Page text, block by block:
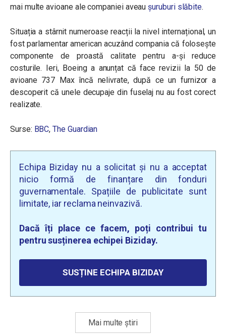
mai multe avioane ale companiei aveau șuruburi slăbite.
Situația a stârnit numeroase reacții la nivel internațional, un
fost parlamentar american acuzând compania că folosește
componente de proastă calitate pentru a-și reduce
costurile. Ieri, Boeing a anunțat că face revizii la 50 de
avioane 737 Max încă nelivrate, după ce un furnizor a
descoperit că unele decupaje din fuselaj nu au fost corect
realizate.
Surse: BBC,The Guardian
Echipa Biziday nu a solicitat și nu a acceptat
nicio formă de finanțare din fonduri
guvernamentale. Spațiile de publicitate sunt
limitate, iar reclama neinvazivă.
Dacă îți place ce facem, poți contribui tu
pentru susținerea echipei Biziday.
SUSȚINE ECHIPA BIZIDAY
Mai multe știri